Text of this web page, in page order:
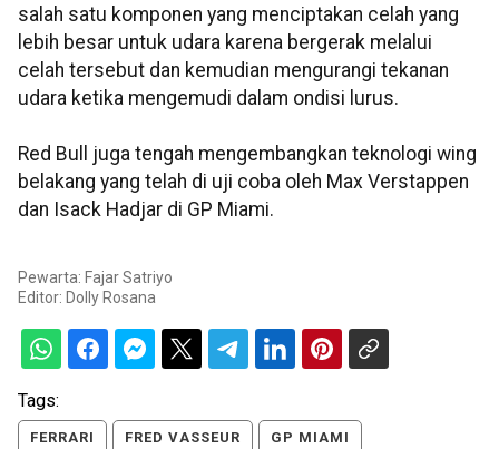
salah satu komponen yang menciptakan celah yang
lebih besar untuk udara karena bergerak melalui
celah tersebut dan kemudian mengurangi tekanan
udara ketika mengemudi dalam ondisi lurus.
Red Bull juga tengah mengembangkan teknologi wing
belakang yang telah di uji coba oleh Max Verstappen
dan Isack Hadjar di GP Miami.
Pewarta: Fajar Satriyo
Editor: Dolly Rosana
Tags:
FERRARI FRED VASSEUR GP MIAMI